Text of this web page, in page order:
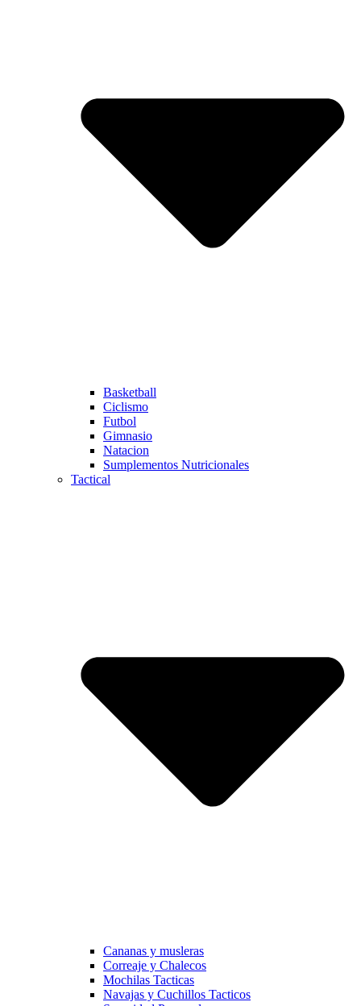
Basketball
Ciclismo
Futbol
Gimnasio
Natacion
Sumplementos Nutricionales
Tactical
Cananas y musleras
Correaje y Chalecos
Mochilas Tacticas
Navajas y Cuchillos Tacticos